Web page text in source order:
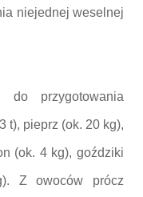
niejednej weselnej
do przygotowania
t), pieprz (ok. 20 kg),
(ok. 4 kg), goździki
Z owoców prócz